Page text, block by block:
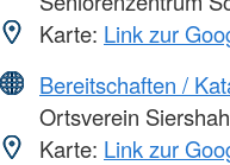
Karte: Link zur
Bereitschaften /
Ortsverein
Karte: Link zur